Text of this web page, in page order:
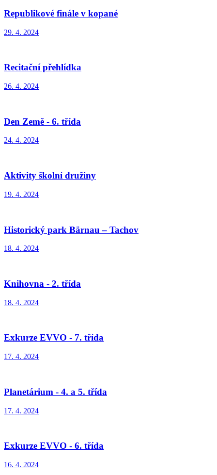
Republikové finále v kopané
29. 4. 2024
Recitační přehlídka
26. 4. 2024
Den Země - 6. třída
24. 4. 2024
Aktivity školní družiny
19. 4. 2024
Historický park Bӓrnau – Tachov
18. 4. 2024
Knihovna - 2. třída
18. 4. 2024
Exkurze EVVO - 7. třída
17. 4. 2024
Planetárium - 4. a 5. třída
17. 4. 2024
Exkurze EVVO - 6. třída
16. 4. 2024